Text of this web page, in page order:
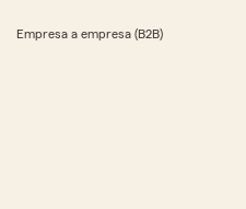
Empresa a empresa (B2B)